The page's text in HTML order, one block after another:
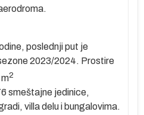
poslednji put je
2023/2024. Prostire
2
smeštajne jedinice,
villa delu i bungalovima.